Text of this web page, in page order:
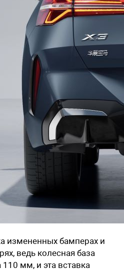
измененных бамперах и
ведь колесная база
110 мм, и эта вставка